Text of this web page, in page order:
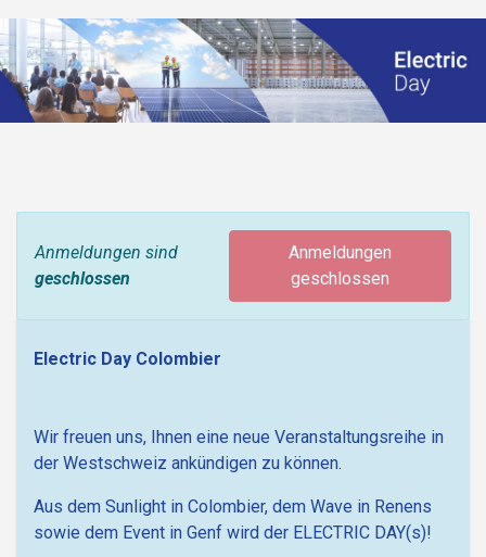
Anmeldungen sind
geschlossen
Anmeldungen
geschlossen
Electric Day Colombier
Wir freuen uns, Ihnen eine neue Veranstaltungsreihe in
der Westschweiz ankündigen zu können.
Aus dem Sunlight in Colombier, dem Wave in Renens
sowie dem Event in Genf wird der ELECTRIC DAY(s)!